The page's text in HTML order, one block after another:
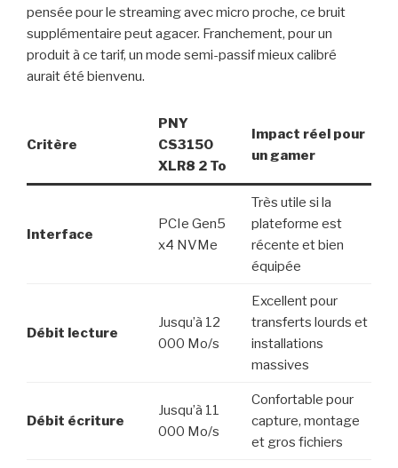
pensée pour le streaming avec micro proche, ce bruit
supplémentaire peut agacer. Franchement, pour un
produit à ce tarif, un mode semi-passif mieux calibré
aurait été bienvenu.
Critère
PNY
CS3150
XLR8 2 To
Impact réel pour
un gamer
Interface
PCIe Gen5
x4 NVMe
Très utile si la
plateforme est
récente et bien
équipée
Débit lecture
Jusqu’à 12
000 Mo/s
Excellent pour
transferts lourds et
installations
massives
Débit écriture
Jusqu’à 11
000 Mo/s
Confortable pour
capture, montage
et gros fichiers